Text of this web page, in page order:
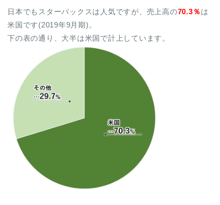
日本でもスターバックスは人気ですが、売上高の70.3％は
米国です(2019年9月期)。
下の表の通り、大半は米国で計上しています。